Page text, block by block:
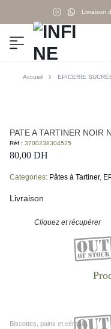
Livraison
Accueil EPICERIE
PATE A TARTINER NOIR
Réf : 3700238304525
80,00 DH
Categories: Pâtes à Tartiner,
Livraison
Cliquez et récupérer
Biscottes, pains et céreale